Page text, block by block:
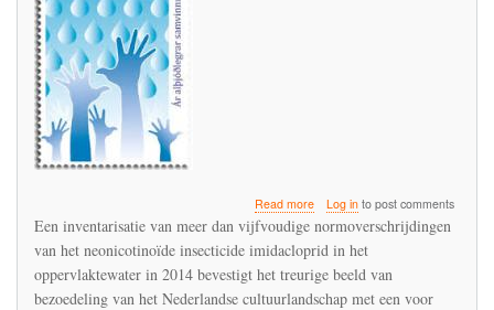
Read moreabout
cultuurlandschap
wordt
al
Log into post comments
Een inventarisatie van meer dan vijfvoudige normoverschrijdingen
van het neonicotinoïde insecticide imidacloprid in het
oppervlaktewater in 2014 bevestigt het treurige beeld van
bezoedeling van het Nederlandse cultuurlandschap met een voor